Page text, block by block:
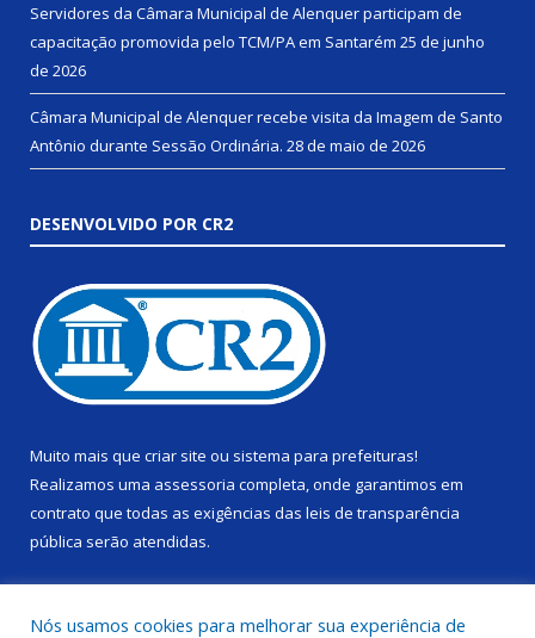
Servidores da Câmara Municipal de Alenquer participam de
capacitação promovida pelo TCM/PA em Santarém 25 de junho
de 2026
Câmara Municipal de Alenquer recebe visita da Imagem de Santo
Antônio durante Sessão Ordinária. 28 de maio de 2026
DESENVOLVIDO POR CR2
Muito mais que criar site ou sistema para prefeituras!
Realizamos uma assessoria completa, onde garantimos em
contrato que todas as exigências das leis de transparência
pública serão atendidas.
Nós usamos cookies para melhorar sua experiência de